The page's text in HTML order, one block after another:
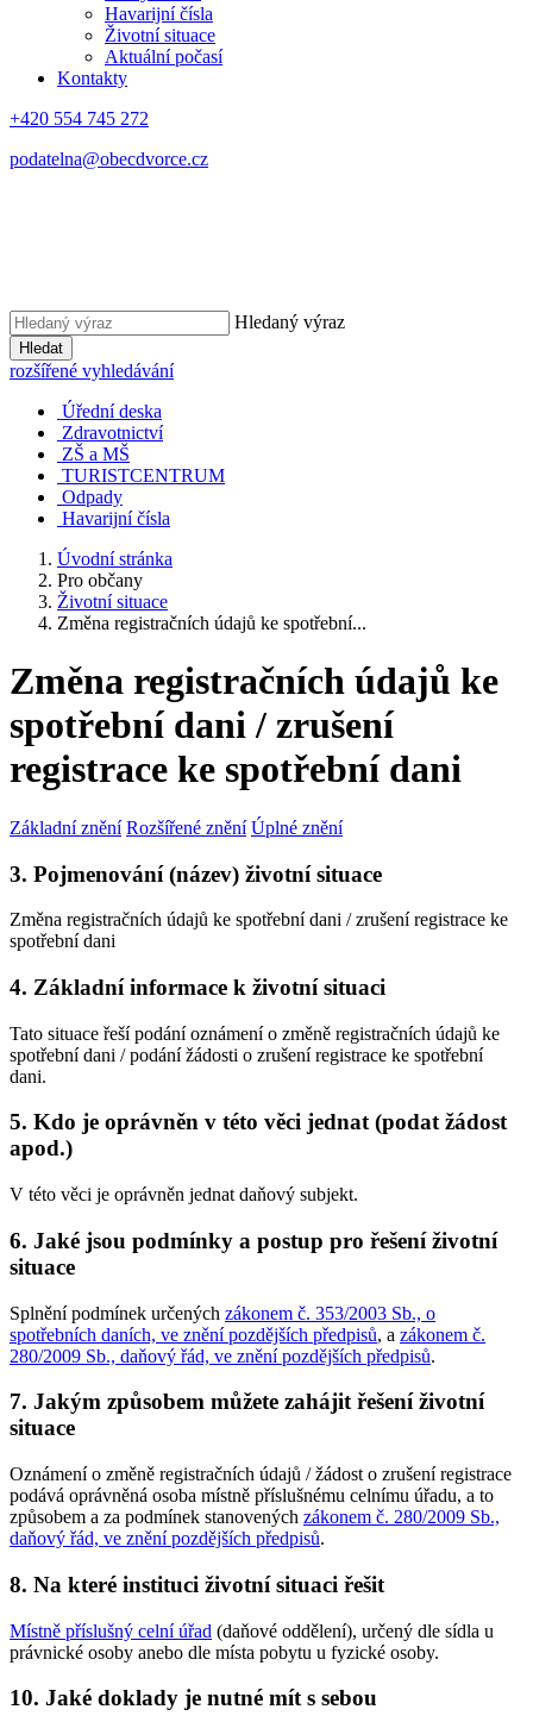
Havarijní čísla
Životní situace
Aktuální počasí
Kontakty
+420 554 745 272
podatelna@obecdvorce.cz
Hledaný výraz
Hledat
rozšířené vyhledávání
Úřední deska
Zdravotnictví
ZŠ a MŠ
TURISTCENTRUM
Odpady
Havarijní čísla
Úvodní stránka
Pro občany
Životní situace
Změna registračních údajů ke spotřební...
Změna registračních údajů ke
spotřební dani / zrušení
registrace ke spotřební dani
Základní znění Rozšířené znění Úplné znění
3. Pojmenování (název) životní situace
Změna registračních údajů ke spotřební dani / zrušení registrace ke
spotřební dani
4. Základní informace k životní situaci
Tato situace řeší podání oznámení o změně registračních údajů ke
spotřební dani / podání žádosti o zrušení registrace ke spotřební
dani.
5. Kdo je oprávněn v této věci jednat (podat žádost
apod.)
V této věci je oprávněn jednat daňový subjekt.
6. Jaké jsou podmínky a postup pro řešení životní
situace
Splnění podmínek určených zákonem č. 353/2003 Sb., o
spotřebních daních, ve znění pozdějších předpisů, a zákonem č.
280/2009 Sb., daňový řád, ve znění pozdějších předpisů.
7. Jakým způsobem můžete zahájit řešení životní
situace
Oznámení o změně registračních údajů / žádost o zrušení registrace
podává oprávněná osoba místně příslušnému celnímu úřadu, a to
způsobem a za podmínek stanovených zákonem č. 280/2009 Sb.,
daňový řád, ve znění pozdějších předpisů.
8. Na které instituci životní situaci řešit
Místně příslušný celní úřad (daňové oddělení), určený dle sídla u
právnické osoby anebo dle místa pobytu u fyzické osoby.
10. Jaké doklady je nutné mít s sebou